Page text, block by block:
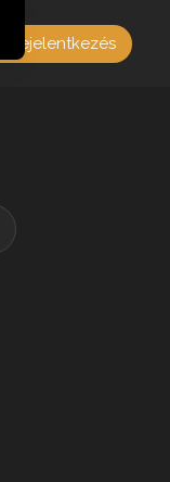
Bejelentkezés